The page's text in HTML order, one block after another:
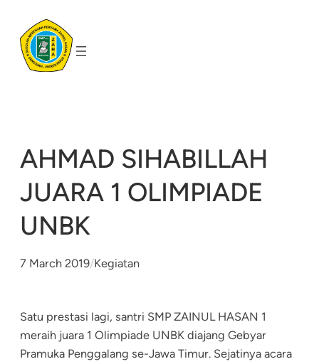
content
AHMAD SIHABILLAH
JUARA 1 OLIMPIADE
UNBK
7 March 2019/Kegiatan
Satu prestasi lagi, santri SMP ZAINUL HASAN 1
meraih juara 1 Olimpiade UNBK diajang Gebyar
Pramuka Penggalang se-Jawa Timur. Sejatinya acara